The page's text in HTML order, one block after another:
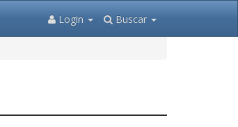
Buscar
Login